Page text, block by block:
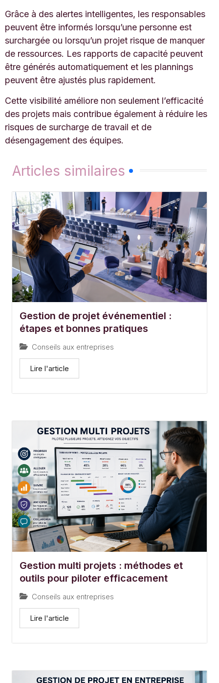
Grâce à des alertes intelligentes, les responsables
peuvent être informés lorsqu’une personne est
surchargée ou lorsqu’un projet risque de manquer
de ressources. Les rapports de capacité peuvent
être générés automatiquement et les plannings
peuvent être ajustés plus rapidement.
Cette visibilité améliore non seulement l’efficacité
des projets mais contribue également à réduire les
risques de surcharge de travail et de
désengagement des équipes.
Articles similaires
Gestion de projet événementiel :
étapes et bonnes pratiques
Conseils aux entreprises
Lire l'article
Gestion multi projets : méthodes et
outils pour piloter efficacement
Conseils aux entreprises
Lire l'article